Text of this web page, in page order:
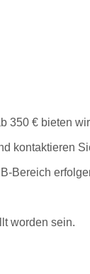
350 € bieten
kontaktieren
Bereich
worden sein.